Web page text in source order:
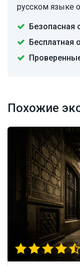
русском языке
Безопасная
Бесплатная
Похожие